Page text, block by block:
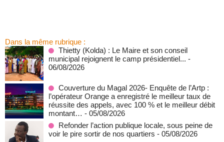
Dans la même rubrique :
‎Thietty (Kolda) : Le Maire et son conseil
municipal rejoignent le camp présidentiel... -
06/08/2026
Couverture du Magal 2026- Enquête de l’Artp :
l’opérateur Orange a enregistré le meilleur taux de
réussite des appels, avec 100 % et le meilleur débit
montant… - 05/08/2026
Refonder l’action publique locale, sous peine de
voir le pire sortir de nos quartiers - 05/08/2026